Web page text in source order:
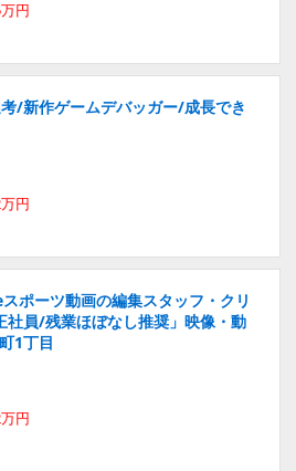
円
/新作ゲームデバッガー/成長でき
円
ポーツ動画の編集スタッフ・クリ
社員/残業ほぼなし推奨」映像・動
1丁目
円